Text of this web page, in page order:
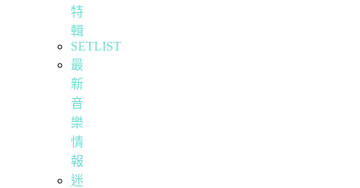
特
輯
SETLIST
最
新
音
樂
情
報
迷